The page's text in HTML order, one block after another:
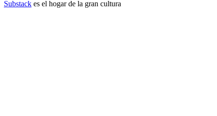
Substack es el hogar de la gran cultura